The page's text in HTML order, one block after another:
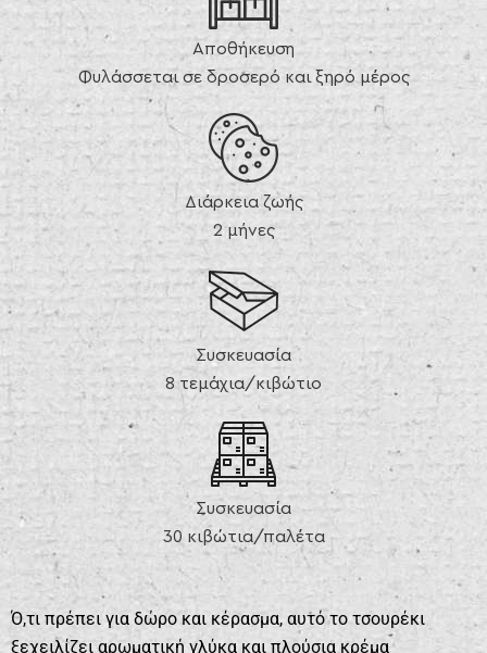
Αποθήκευση
Φυλάσσεται σε δροσερό και ξηρό μέρος
Διάρκεια ζωής
2 μήνες
Συσκευασία
8 τεμάχια/κιβώτιο
Συσκευασία
30 κιβώτια/παλέτα
Ό,τι πρέπει για δώρο και κέρασμα, αυτό το τσουρέκι
ξεχειλίζει αρωματική γλύκα και πλούσια κρέμα